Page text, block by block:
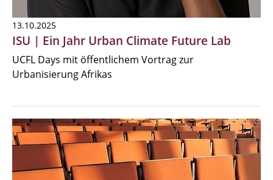
13.10.2025
ISU | Ein Jahr Urban Climate Future Lab
UCFL Days mit öffentlichem Vortrag zur
Urbanisierung Afrikas